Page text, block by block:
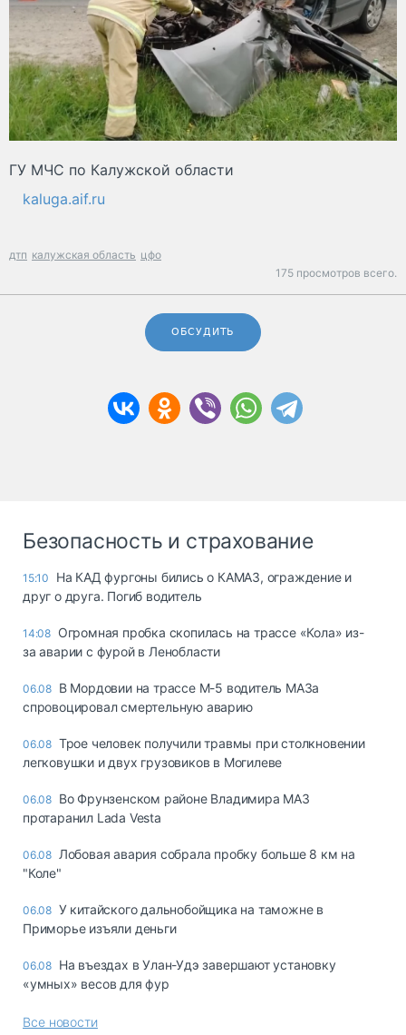
ГУ МЧС по Калужской области
kaluga.aif.ru
дтп калужская область цфо
175 просмотров всего.
ОБСУДИТЬ
Безопасность и страхование
15:10
На КАД фургоны бились о КАМАЗ, ограждение и
друг о друга. Погиб водитель
14:08 Огромная пробка скопилась на трассе «Кола» из-
за аварии с фурой в Ленобласти
06.08 В Мордовии на трассе М-5 водитель МАЗа
спровоцировал смертельную аварию
06.08 Трое человек получили травмы при столкновении
легковушки и двух грузовиков в Могилеве
06.08 Во Фрунзенском районе Владимира МАЗ
протаранил Lada Vesta
06.08 Лобовая авария собрала пробку больше 8 км на
"Коле"
06.08 У китайского дальнобойщика на таможне в
Приморье изъяли деньги
06.08 Ha въeздax в Улaн-Удэ зaвepшaют ycтaнoвкy
«yмныx» вecoв для фyp
Все новости